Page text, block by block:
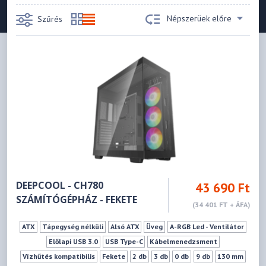
Szűrés Népszerüek előre
DEEPCOOL - CH780
SZÁMÍTÓGÉPHÁZ - FEKETE
43 690 Ft
(34 401 FT + ÁFA)
ATX Tápegység nélküli Alsó ATX Üveg
A-RGB Led - Ventilátor
Előlapi USB 3.0
USB Type-C
Kábelmenedzsment
Vízhűtés kompatibilis
Fekete 2 db 3 db 0 db 9 db 130 mm